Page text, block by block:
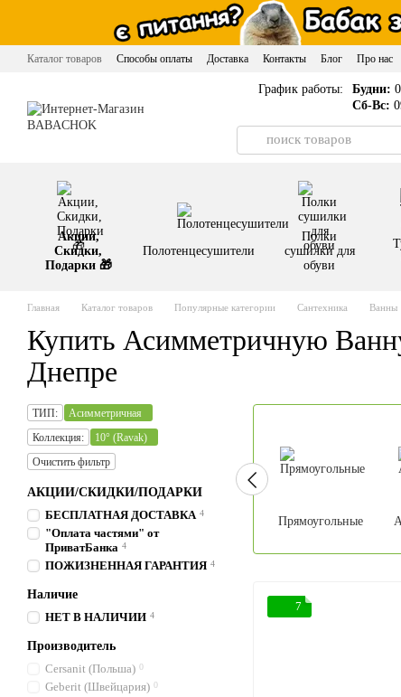
Перейти к основному контенту
Каталог товаров Способы оплаты Доставка Контакты Блог Про нас
График работы: Будни:
Сб-Вс:
Акции,
Скидки,
Подарки 🎁
Полотенцесушители
Полки
сушилки для
обуви
Главная Каталог товаров Популярные категории Сантехника Ванны
Купить Асимметричную
Днепре
Прямоугольные
7
ТИП:
Асимметричная
Коллекция:
10° (Ravak)
Очистить фильтр
АКЦИИ/СКИДКИ/ПОДАРКИ
БЕСПЛАТНАЯ ДОСТАВКА 4
"Оплата частями" от
ПриватБанка 4
ПОЖИЗНЕННАЯ ГАРАНТИЯ 4
Наличие
НЕТ В НАЛИЧИИ 4
Производитель
Cersanit (Польша) 0
Geberit (Швейцария) 0